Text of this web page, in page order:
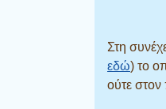
Στη
εδώ) το
ούτε στον